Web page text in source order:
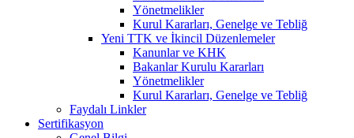
Yönetmelikler
Kurul Kararları, Genelge ve Tebliğ
Yeni TTK ve İkincil Düzenlemeler
Kanunlar ve KHK
Bakanlar Kurulu Kararları
Yönetmelikler
Kurul Kararları, Genelge ve Tebliğ
Faydalı Linkler
Sertifikasyon